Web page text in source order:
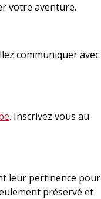
votre aventure.
communiquer avec
. Inscrivez vous au
leur pertinence pour
préservé et